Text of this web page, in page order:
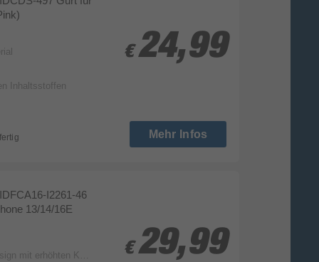
€ 24,99
€ 24,99
Inhaltsstoffen
Mehr Infos
€ 29,99
€ 29,99
IDFCA16-I2261-46
13/14/16E
zum Schutz von Kamera und Bildschirm